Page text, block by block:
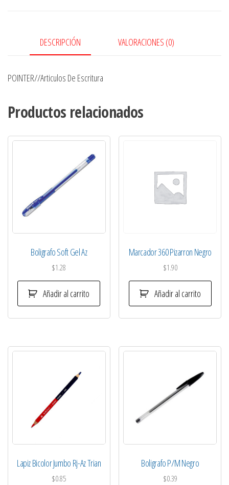
DESCRIPCIÓN VALORACIONES (0)
POINTER//Articulos De Escritura
Productos relacionados
Boligrafo Soft Gel Az
$1.28
Añadir al carrito
Marcador 360 Pizarron Negro
$1.90
Añadir al carrito
Lapiz Bicolor Jumbo Rj-Az Trian
$0.85
Boligrafo P/M Negro
$0.39